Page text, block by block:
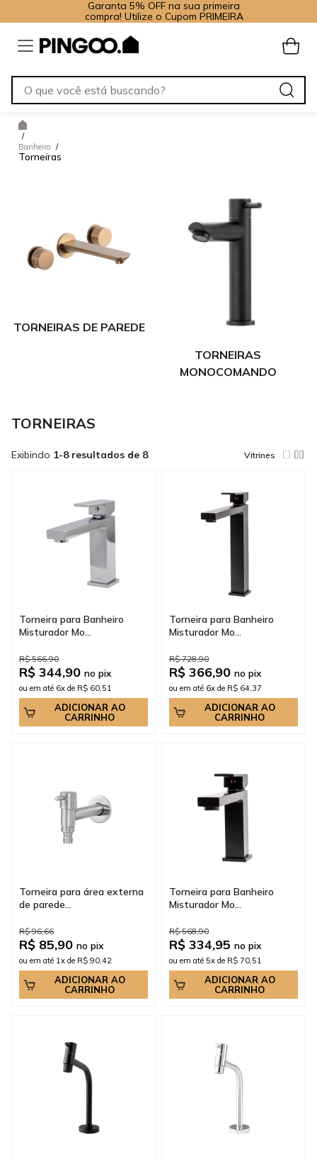
Garanta 5% OFF na sua primeira
compra! Utilize o Cupom PRIMEIRA
/
Banheiro /
Torneiras
TORNEIRAS DE PAREDE
TORNEIRAS
MONOCOMANDO
TORNEIRAS
Exibindo 1-8 resultados de 8 Vitrines
Torneira para Banheiro
Misturador Mo...
R$ 566,90
R$ 344,90 no pix
ou em até 6x de R$ 60,51
ADICIONAR AO
CARRINHO
Torneira para Banheiro
Misturador Mo...
R$ 728,90
R$ 366,90 no pix
ou em até 6x de R$ 64,37
ADICIONAR AO
CARRINHO
Torneira para área externa
de parede...
R$ 96,66
R$ 85,90 no pix
ou em até 1x de R$ 90,42
ADICIONAR AO
CARRINHO
Torneira para Banheiro
Misturador Mo...
R$ 568,90
R$ 334,95 no pix
ou em até 5x de R$ 70,51
ADICIONAR AO
CARRINHO